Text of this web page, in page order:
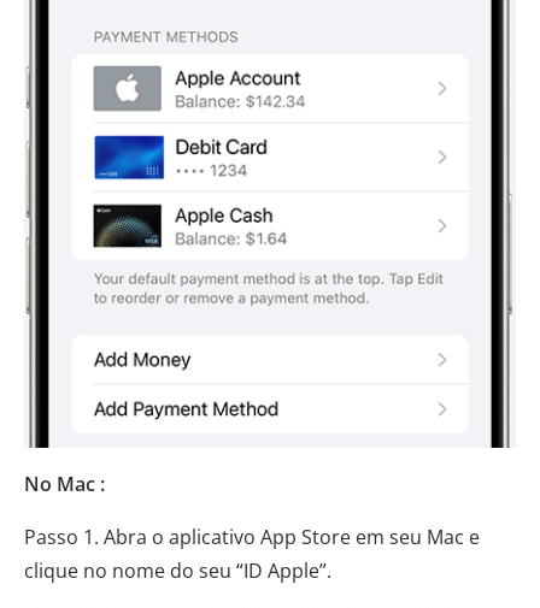
No Mac :
Passo 1. Abra o aplicativo App Store em seu Mac e
clique no nome do seu “ID Apple”.